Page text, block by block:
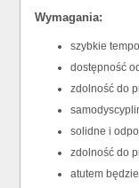
Wymagania:
szybkie
dostępność
zdolność do
solidne i
zdolność do
atutem